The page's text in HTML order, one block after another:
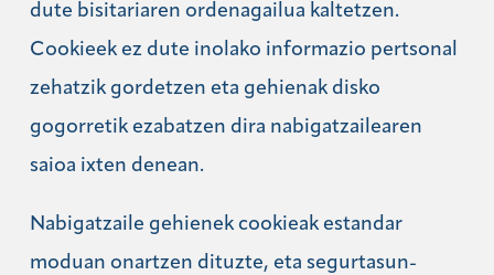
dute bisitariaren ordenagailua kaltetzen.
Cookieek ez dute inolako informazio pertsonal
zehatzik gordetzen eta gehienak disko
gogorretik ezabatzen dira nabigatzailearen
saioa ixten denean.
Nabigatzaile gehienek cookieak estandar
moduan onartzen dituzte, eta segurtasun-